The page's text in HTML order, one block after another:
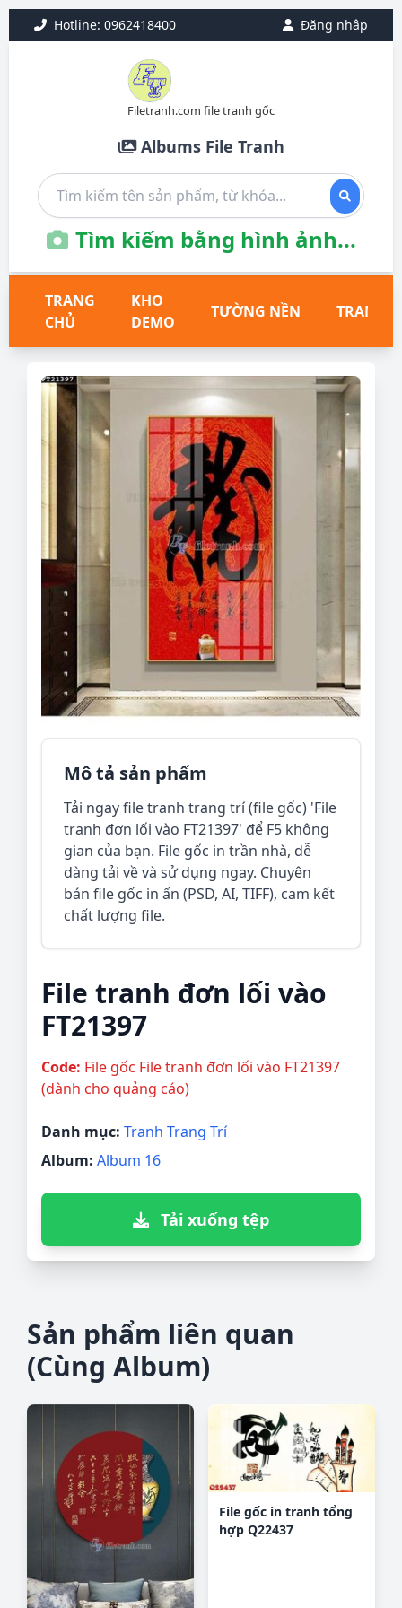
Hotline: 0962418400 Đăng nhập
Filetranh.com file tranh gốc
Albums File Tranh
Tìm kiếm bằng hình ảnh...
TRANG
CHỦ
KHO
DEMO
TƯỜNG NỀN TRANH
Mô tả sản phẩm
Tải ngay file tranh trang trí (file gốc) 'File
tranh đơn lối vào FT21397' để F5 không
gian của bạn. File gốc in trần nhà, dễ
dàng tải về và sử dụng ngay. Chuyên
bán file gốc in ấn (PSD, AI, TIFF), cam kết
chất lượng file.
File tranh đơn lối vào
FT21397
Code: File gốc File tranh đơn lối vào FT21397
(dành cho quảng cáo)
Danh mục: Tranh Trang Trí
Album: Album 16
Tải xuống tệp
Sản phẩm liên quan
(Cùng Album)
File gốc in tranh tổng
hợp Q22437